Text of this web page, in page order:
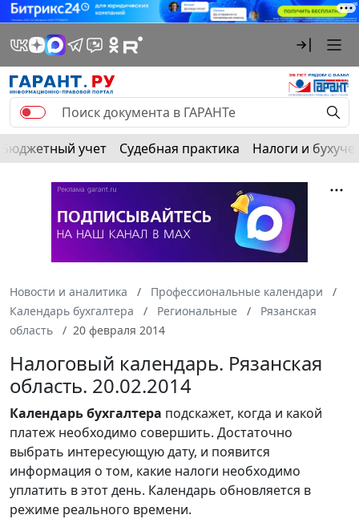
Бюджетный учет Судебная практика Налоги и
Новости и аналитика
Профессиональные календари
Календарь бухгалтера
Региональные
Рязанская
область
20 февраля 2014
Налоговый календарь. Рязанская
область. 20.02.2014
Календарьбухгалтера подскажет, когда и какой
платеж необходимо совершить. Достаточно
выбрать интересующую дату, и появится
информация о том, какие налоги необходимо
уплатить в этот день. Календарь обновляется в
режиме реального времени.